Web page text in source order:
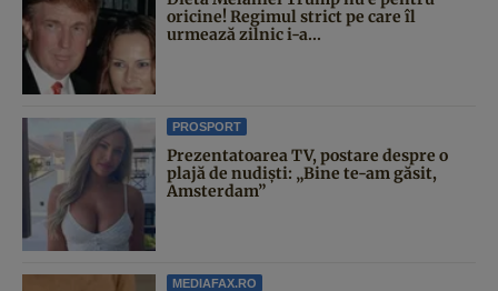
oricine! Regimul strict pe care îl
urmează zilnic i-a...
PROSPORT
Prezentatoarea TV, postare despre o
plajă de nudiști: „Bine te-am găsit,
Amsterdam”
MEDIAFAX.RO